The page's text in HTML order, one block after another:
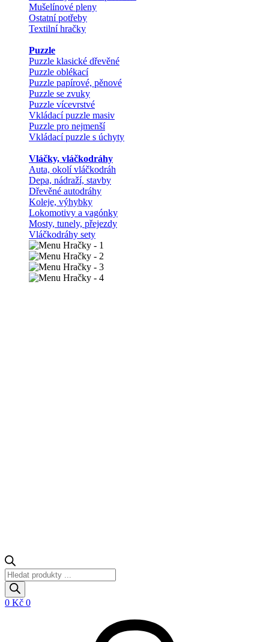
Mušelínové pleny
Ostatní potřeby
Textilní hračky
Puzzle
Puzzle klasické dřevěné
Puzzle oblékací
Puzzle papírové, pěnové
Puzzle se zvuky
Puzzle vícevrstvé
Vkládací puzzle masiv
Puzzle pro nejmenší
Vkládací puzzle s úchyty
Vláčky, vláčkodráhy
Auta, okolí vláčkodráh
Depa, nádraží, stavby
Dřevěné autodráhy
Koleje, výhybky
Lokomotivy a vagónky
Mosty, tunely, přejezdy
Vláčkodráhy sety
Products
search
0 Kč 0